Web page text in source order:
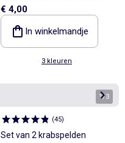
€ 4,00
In winkelmandje
3 kleuren
1/3
(45)
Set van 2 krabspelden